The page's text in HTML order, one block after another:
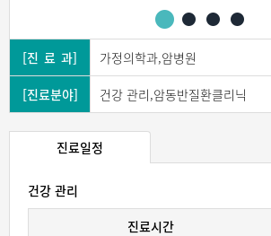
[진 료 과] 가정의학과,암병원
[진료분야] 건강 관리,암동반질환클리닉
진료일정
건강 관리
진료시간